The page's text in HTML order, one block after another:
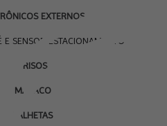
EXTERNOS
E SENSOR ESTACIONAMENTO
FRISOS
MACACO
PALHETAS